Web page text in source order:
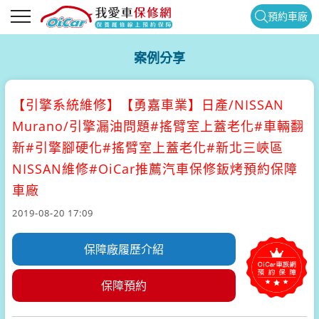
預約車廠
案例分享
【引擎系統維修】
【勇嘉車業】日產/NISSAN
Murano/引擎漏油問題#搖臂室上蓋老化#車輛翻
新#引擎腳硬化#搖臂室上蓋老化#新北三峽區
NISSAN維修#OiCar推薦汽車保修鈑烤預約保障
車廠
2019-08-20 17:09
保障廠履歷介紹
保障預約